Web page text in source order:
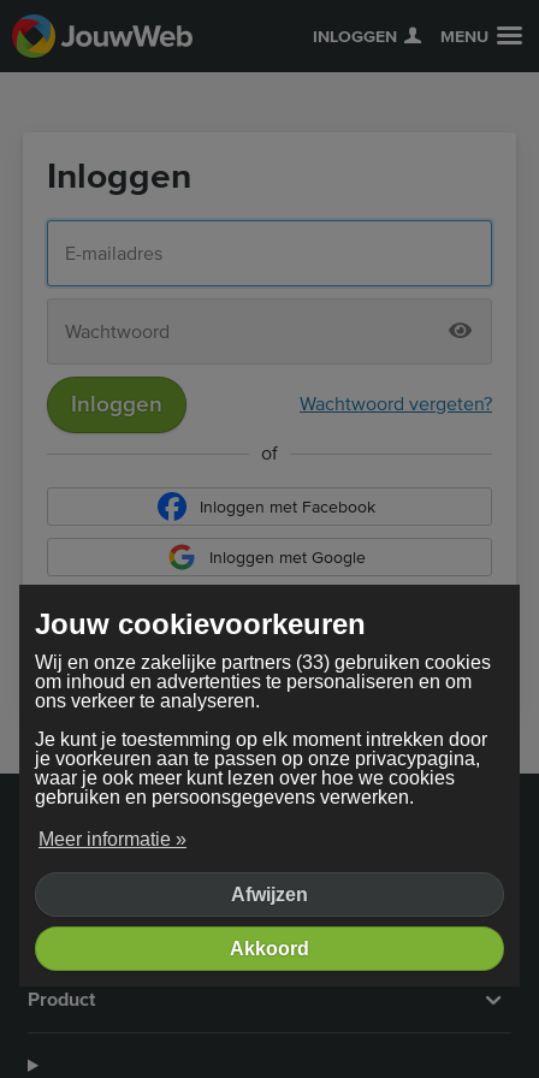
INLOGGEN MENU
Inloggen
Inloggen Wachtwoord vergeten?
of
Inloggen met Facebook
Inloggen met Google
algemene voorwaarden
Bedrijf
Product
Jouw cookievoorkeuren
Wij en onze zakelijke partners (33) gebruiken cookies
om inhoud en advertenties te personaliseren en om
ons verkeer te analyseren.
Je kunt je toestemming op elk moment intrekken door
je voorkeuren aan te passen op onze privacypagina,
waar je ook meer kunt lezen over hoe we cookies
gebruiken en persoonsgegevens verwerken.
Meer informatie »
Afwijzen
Akkoord